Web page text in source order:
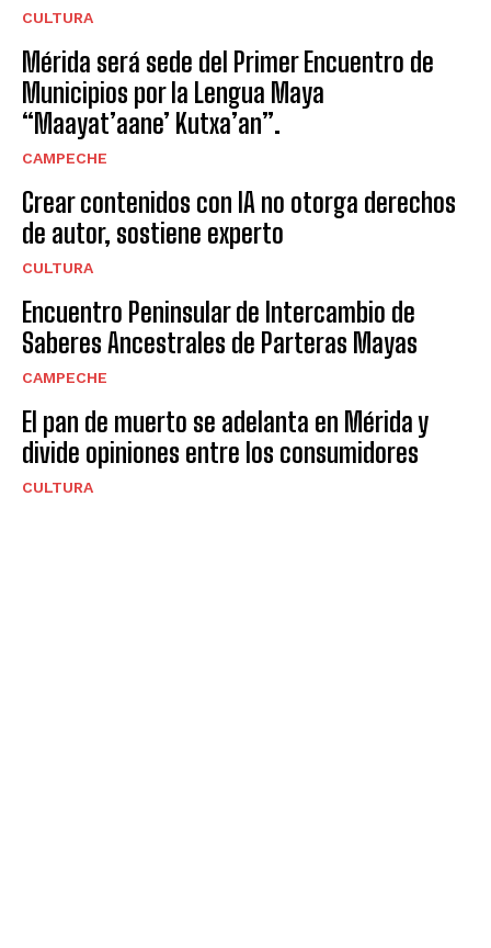
CULTURA
Mérida será sede del Primer Encuentro de
Municipios por la Lengua Maya
“Maayat’aane’ Kutxa’an”.
CAMPECHE
Crear contenidos con IA no otorga derechos
de autor, sostiene experto
CULTURA
Encuentro Peninsular de Intercambio de
Saberes Ancestrales de Parteras Mayas
CAMPECHE
El pan de muerto se adelanta en Mérida y
divide opiniones entre los consumidores
CULTURA